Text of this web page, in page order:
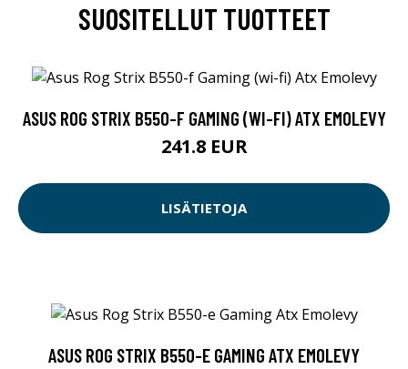
SUOSITELLUT TUOTTEET
ASUS ROG STRIX B550-F GAMING (WI-FI) ATX EMOLEVY
241.8 EUR
LISÄTIETOJA
ASUS ROG STRIX B550-E GAMING ATX EMOLEVY